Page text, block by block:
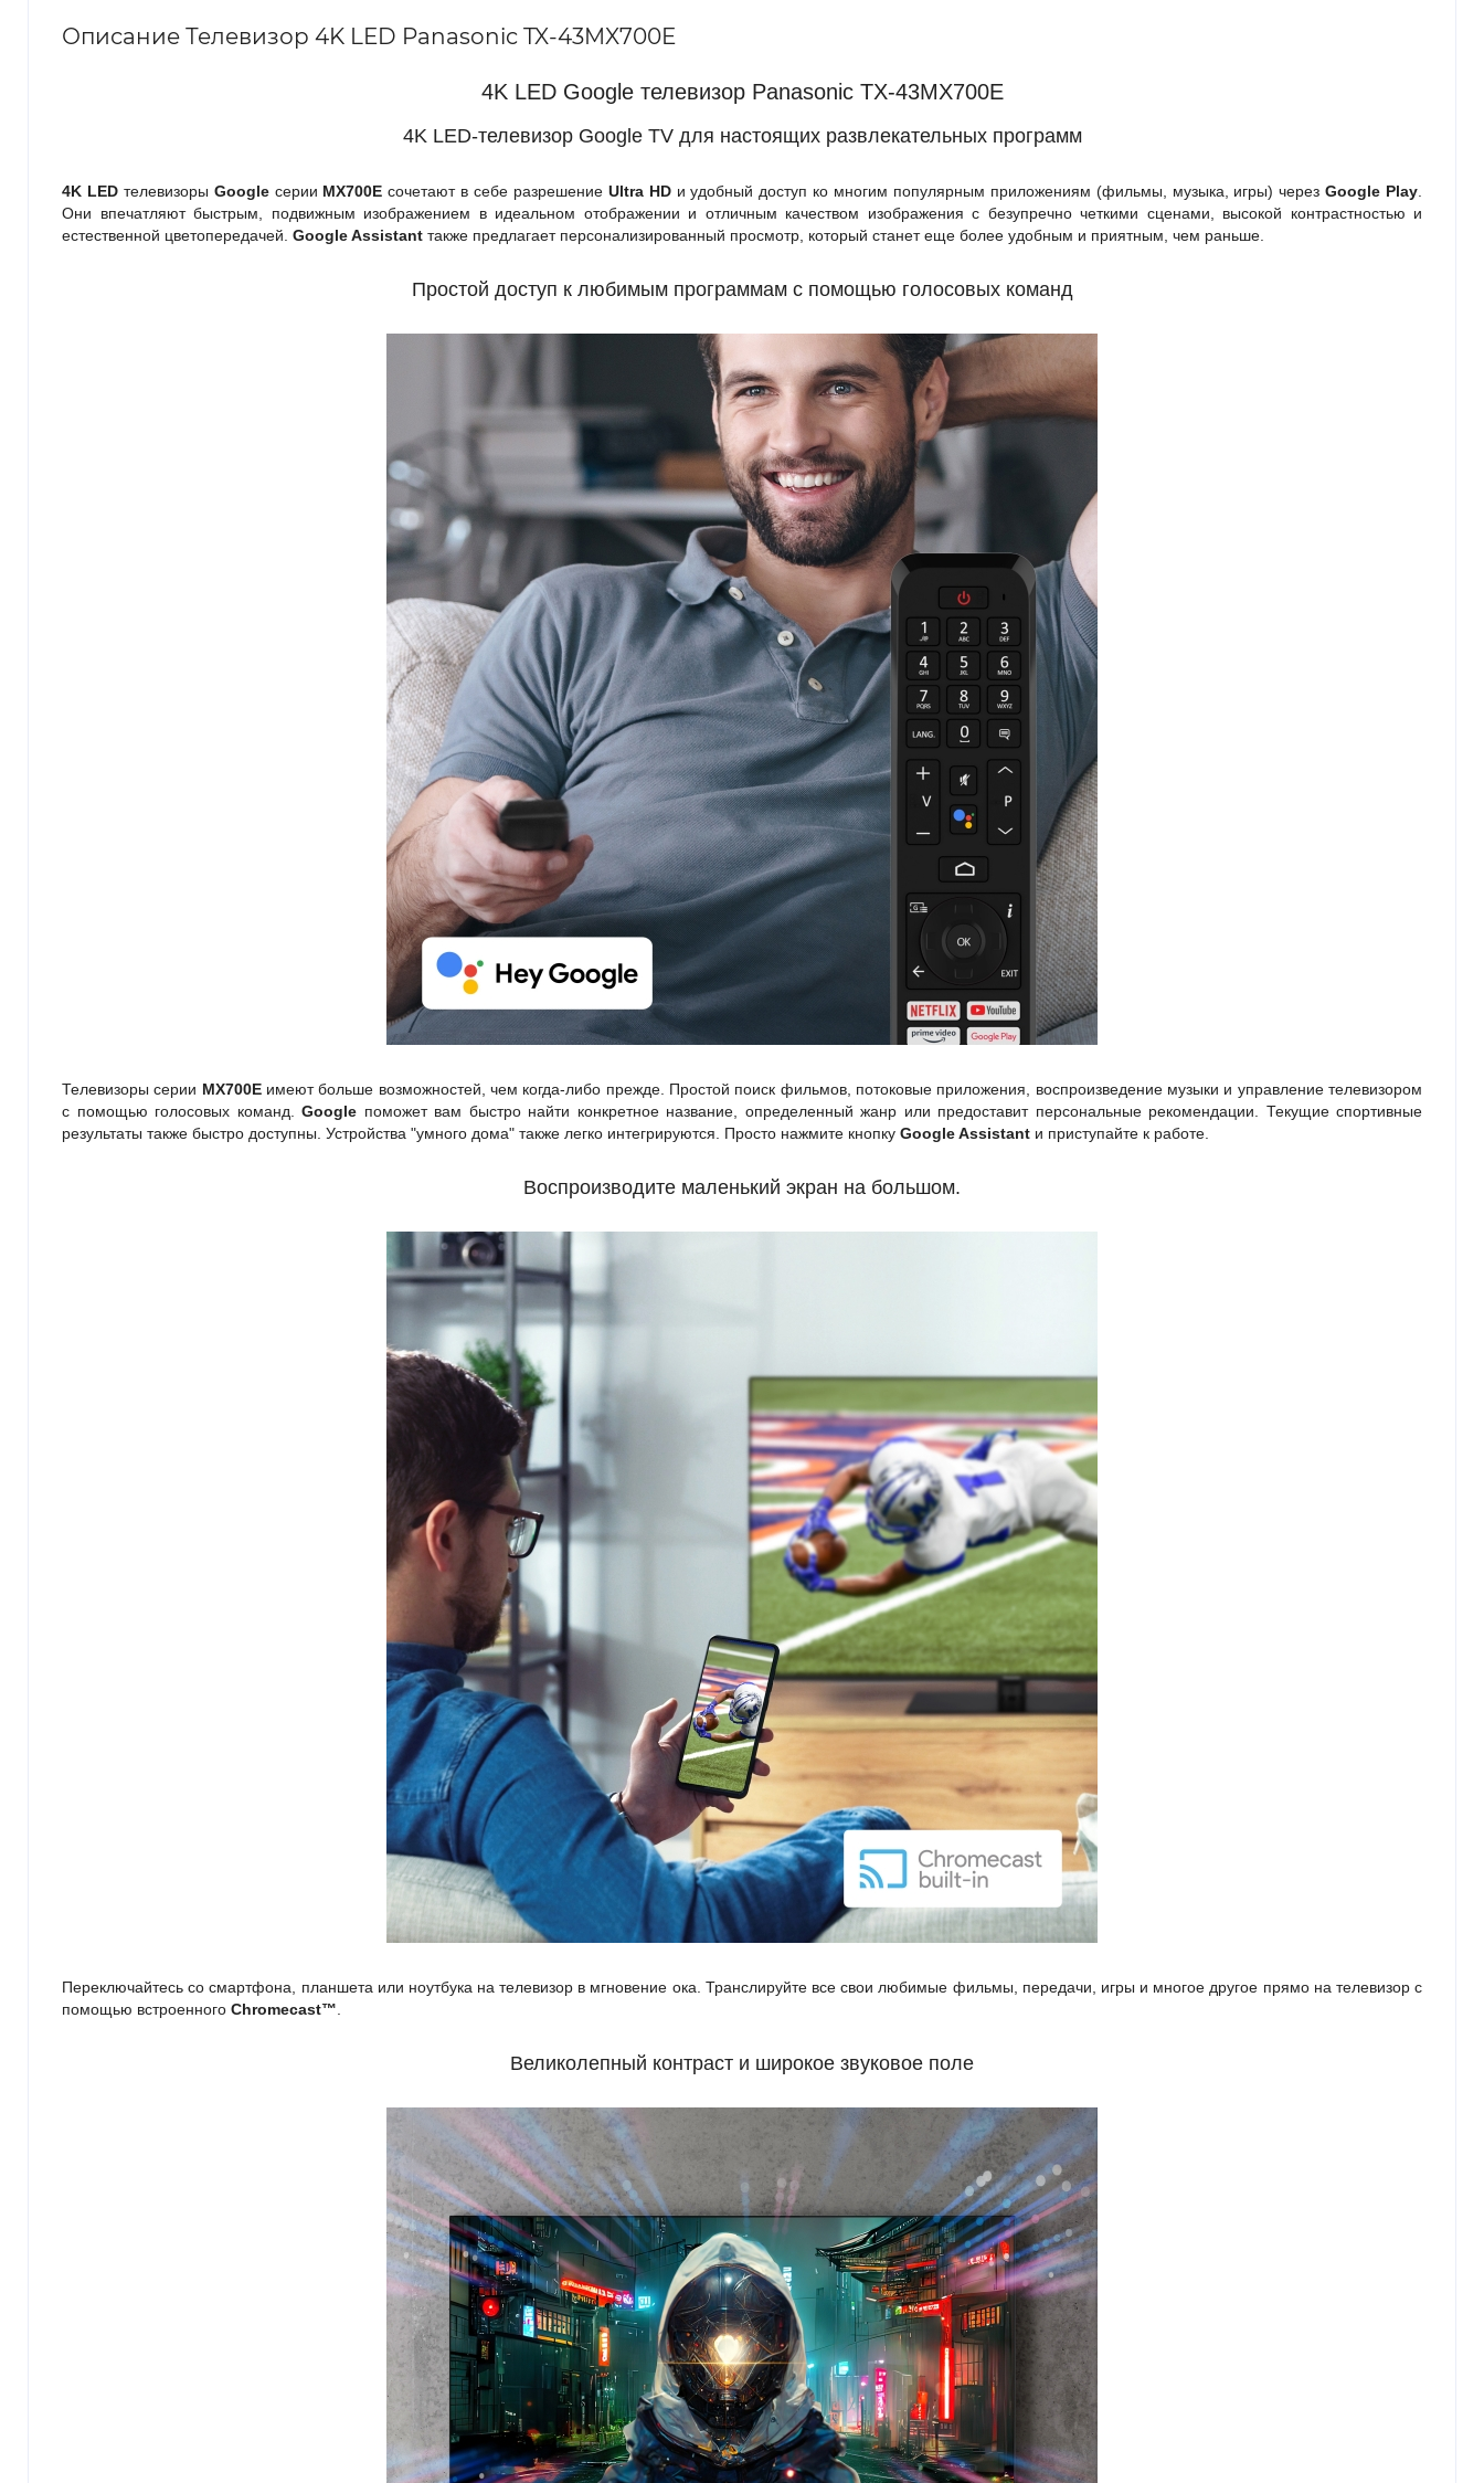
Описание Телевизор 4K LED Panasonic TX-43MX700E
4K LED Google телевизор Panasonic TX-43MX700E
4K LED-телевизор Google TV для настоящих развлекательных программ
4K LED телевизоры Googleсерии MX700Eсочетают в себе разрешение Ultra HDи удобный доступ ко многим популярным приложениям (фильмы, музыка, игры) черезGoogle Play
Они впечатляют быстрым, подвижным изображением в идеальном отображении и отличным качеством изображения с безупречно четкими сценами, высокой контрастностью и
естественной цветопередачей. Google Assistant также предлагает персонализированный просмотр, который станет еще более удобным и приятным, чем раньше.
Простой доступ к любимым программам с помощью голосовых команд
Телевизоры серии MX700E имеют больше возможностей, чем когда-либо прежде. Простой поиск фильмов, потоковые приложения, воспроизведение музыки и управление телевизором
с помощью голосовых команд. Google поможет вам быстро найти конкретное название, определенный жанр или предоставит персональные рекомендации. Текущие спортивные
результаты также быстро доступны. Устройства "умного дома" также легко интегрируются. Просто нажмите кнопку Google Assistant и приступайте к работе.
Воспроизводите маленький экран на большом.
Переключайтесь со смартфона, планшета или ноутбука на телевизор в мгновение ока. Транслируйте все свои любимые фильмы, передачи, игры и многое другое прямо на телевизор с
помощью встроенного Chromecast™
Великолепный контраст и широкое звуковое поле